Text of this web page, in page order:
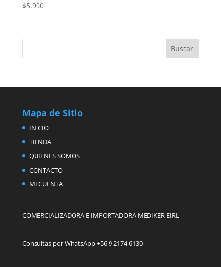
$5.900
Mapa de Sitio
INICIO
TIENDA
QUIENES SOMOS
CONTACTO
MI CUENTA
COMERCIALIZADORA E IMPORTADORA MEDIKER EIRL
Consultas por WhatsApp +56 9 2174 6130